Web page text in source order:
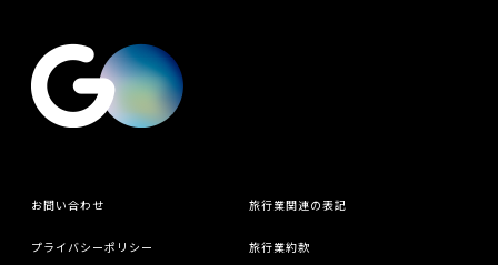
お問い合わせ 旅行業関連の表記
プライバシーポリシー 旅行業約款